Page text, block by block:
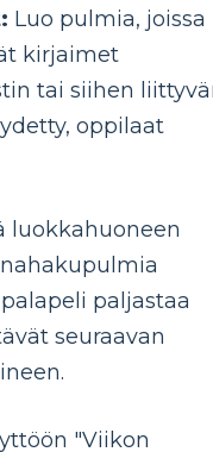
Luo pulmia, joissa
kirjaimet
tai siihen
oppilaat
luokkahuoneen
paljastaa
seuraavan
"Viikon